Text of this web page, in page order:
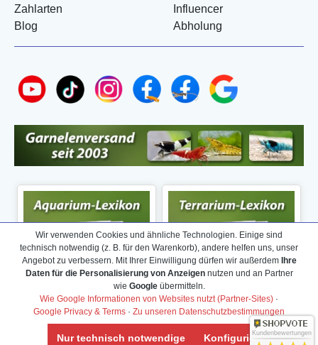
Zahlarten
Blog
Influencer
Abholung
Wir verwenden Cookies und ähnliche Technologien. Einige sind
technisch notwendig (z. B. für den Warenkorb), andere helfen uns, unser
Angebot zu verbessern. Mit Ihrer Einwilligung dürfen wir außerdem Ihre
Daten für die Personalisierung von Anzeigennutzen und an Partner
wie Googleübermitteln.
Wie Google Informationen von Websites nutzt (Partner-Sites) ·
Google Privacy & Terms · Zu unseren Datenschutzbestimmungen
Nur technisch notwendige KonfigurierenKundenbewertungen